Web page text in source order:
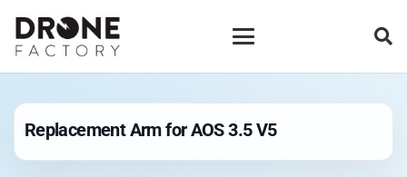
Replacement Arm for AOS 3.5 V5